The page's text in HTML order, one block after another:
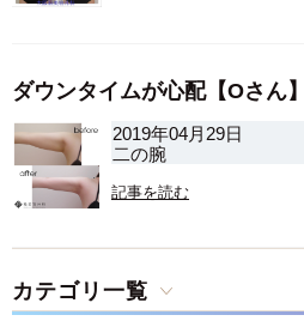
ダウンタイムが心配【Oさん
2019年04月29日
二の腕
記事を読む
カテゴリ一覧